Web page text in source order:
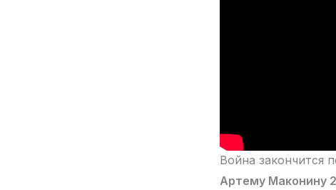
Война закончится
Артему Маконину